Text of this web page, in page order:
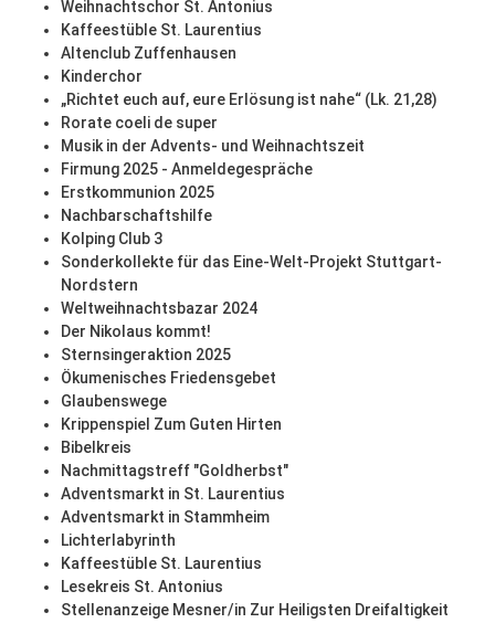
Weihnachtschor St. Antonius
Kaffeestüble St. Laurentius
Altenclub Zuffenhausen
Kinderchor
„Richtet euch auf, eure Erlösung ist nahe“ (Lk. 21,28)
Rorate coeli de super
Musik in der Advents- und Weihnachtszeit
Firmung 2025 - Anmeldegespräche
Erstkommunion 2025
Nachbarschaftshilfe
Kolping Club 3
Sonderkollekte für das Eine-Welt-Projekt Stuttgart-
Nordstern
Weltweihnachtsbazar 2024
Der Nikolaus kommt!
Sternsingeraktion 2025
Ökumenisches Friedensgebet
Glaubenswege
Krippenspiel Zum Guten Hirten
Bibelkreis
Nachmittagstreff "Goldherbst"
Adventsmarkt in St. Laurentius
Adventsmarkt in Stammheim
Lichterlabyrinth
Kaffeestüble St. Laurentius
Lesekreis St. Antonius
Stellenanzeige Mesner/in Zur Heiligsten Dreifaltigkeit